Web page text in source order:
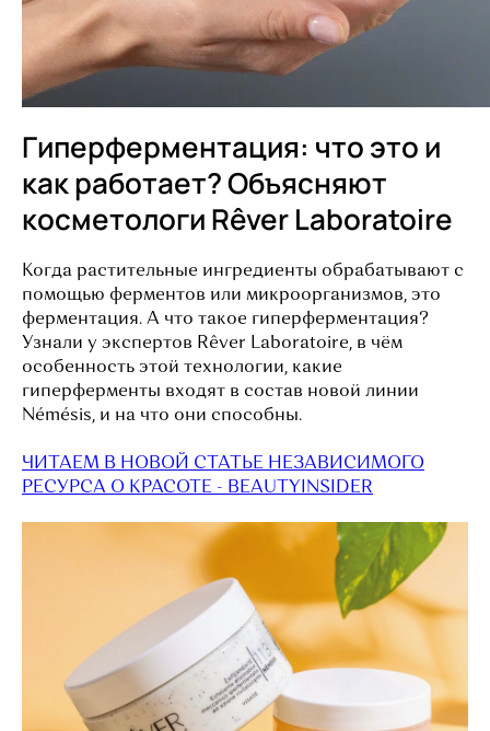
Гиперферментация: что это и
как работает? Объясняют
косметологи Rêver Laboratoire
Когда растительные ингредиенты обрабатывают с
помощью ферментов или микроорганизмов, это
ферментация. А что такое гиперферментация?
Узнали у экспертов Rêver Laboratoire, в чём
особенность этой технологии, какие
гиперферменты входят в состав новой линии
Némésis, и на что они способны.
ЧИТАЕМ В НОВОЙ СТАТЬЕ НЕЗАВИСИМОГО
РЕСУРСА О КРАСОТЕ - BEAUTYINSIDER